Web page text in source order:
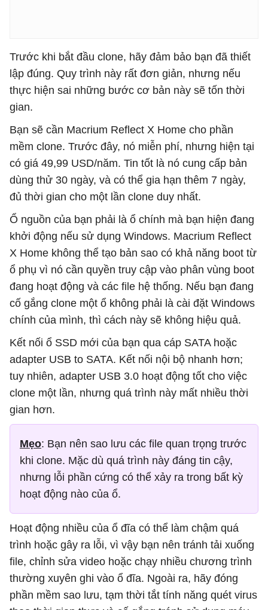
Trước khi bắt đầu clone, hãy đảm bảo bạn đã thiết
lập đúng. Quy trình này rất đơn giản, nhưng nếu
thực hiện sai những bước cơ bản này sẽ tốn thời
gian.
Bạn sẽ cần Macrium Reflect X Home cho phần
mềm clone. Trước đây, nó miễn phí, nhưng hiện tại
có giá 49,99 USD/năm. Tin tốt là nó cung cấp bản
dùng thử 30 ngày, và có thể gia hạn thêm 7 ngày,
đủ thời gian cho một lần clone duy nhất.
Ổ nguồn của bạn phải là ổ chính mà bạn hiện đang
khởi động nếu sử dụng Windows. Macrium Reflect
X Home không thể tạo bản sao có khả năng boot từ
ổ phụ vì nó cần quyền truy cập vào phân vùng boot
đang hoạt động và các file hệ thống. Nếu bạn đang
cố gắng clone một ổ không phải là cài đặt Windows
chính của mình, thì cách này sẽ không hiệu quả.
Kết nối ổ SSD mới của bạn qua cáp SATA hoặc
adapter USB to SATA. Kết nối nội bộ nhanh hơn;
tuy nhiên, adapter USB 3.0 hoạt động tốt cho việc
clone một lần, nhưng quá trình này mất nhiều thời
gian hơn.
Mẹo: Bạn nên sao lưu các file quan trọng trước
khi clone. Mặc dù quá trình này đáng tin cậy,
nhưng lỗi phần cứng có thể xảy ra trong bất kỳ
hoạt động nào của ổ.
Hoạt động nhiều của ổ đĩa có thể làm chậm quá
trình hoặc gây ra lỗi, vì vậy bạn nên tránh tải xuống
file, chỉnh sửa video hoặc chạy nhiều chương trình
thường xuyên ghi vào ổ đĩa. Ngoài ra, hãy đóng
phần mềm sao lưu, tạm thời tắt tính năng quét virus